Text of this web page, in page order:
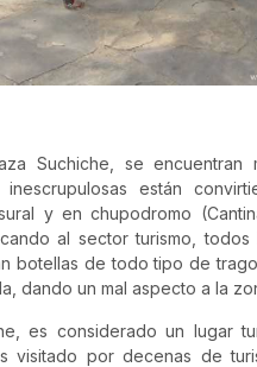
Suchiche, se encuentran
están
y en chupodromo
al sector turismo,
botellas de todo tipo de
dando un mal aspecto a la
es considerado un lugar
visitado por decenas de